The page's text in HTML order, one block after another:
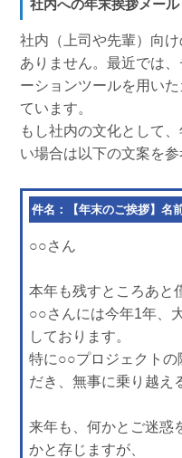
社内への年末挨拶メール
社内（上司や先輩）向
ありません。最近では
ーションツールを用い
ています。
もし社内の文化として
い場合は以下の文案を
件名：【年末のご挨拶】名
○○さん
本年も残すところあと
○○さんには今年1年、
しております。
特に○○プロジェクトの
だき、無事に乗り越え
来年も、何かとご迷惑
かと存じますが、